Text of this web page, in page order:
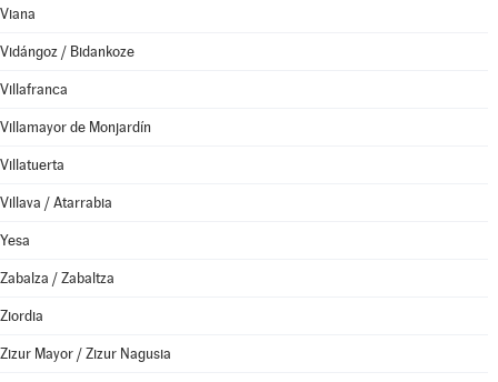
Viana
Vidángoz / Bidankoze
Villafranca
Villamayor de Monjardín
Villatuerta
Villava / Atarrabia
Yesa
Zabalza / Zabaltza
Ziordia
Zizur Mayor / Zizur Nagusia